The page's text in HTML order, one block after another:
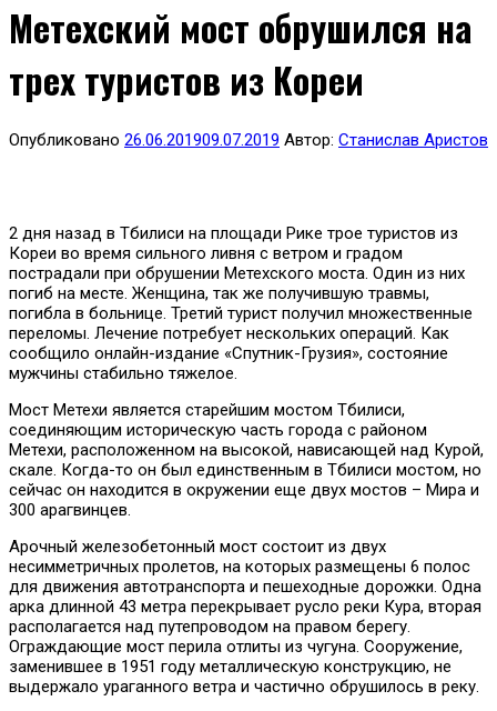
Метехский мост обрушился на
трех туристов из Кореи
Опубликовано 26.06.201909.07.2019 Автор: Станислав Аристов
2 дня назад в Тбилиси на площади Рике трое туристов из
Кореи во время сильного ливня с ветром и градом
пострадали при обрушении Метехского моста. Один из них
погиб на месте. Женщина, так же получившую травмы,
погибла в больнице. Третий турист получил множественные
переломы. Лечение потребует нескольких операций. Как
сообщило онлайн-издание «Спутник-Грузия», состояние
мужчины стабильно тяжелое.
Мост Метехи является старейшим мостом Тбилиси,
соединяющим историческую часть города с районом
Метехи, расположенном на высокой, нависающей над Курой,
скале. Когда-то он был единственным в Тбилиси мостом, но
сейчас он находится в окружении еще двух мостов – Мира и
300 арагвинцев.
Арочный железобетонный мост состоит из двух
несимметричных пролетов, на которых размещены 6 полос
для движения автотранспорта и пешеходные дорожки. Одна
арка длинной 43 метра перекрывает русло реки Кура, вторая
располагается над путепроводом на правом берегу.
Ограждающие мост перила отлиты из чугуна. Сооружение,
заменившее в 1951 году металлическую конструкцию, не
выдержало ураганного ветра и частично обрушилось в реку.